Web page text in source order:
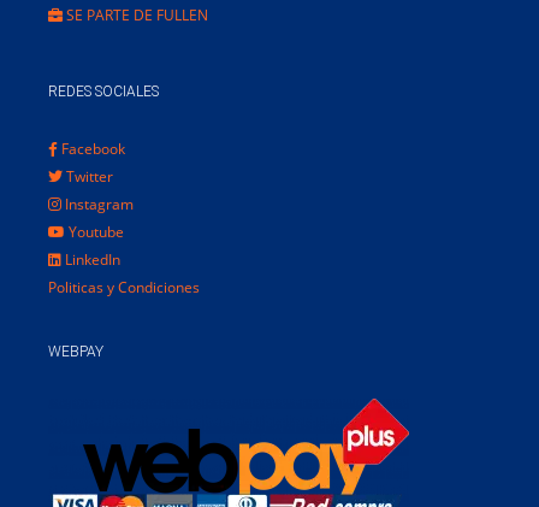
SE PARTE DE FULLEN
REDES SOCIALES
Facebook
Twitter
Instagram
Youtube
LinkedIn
Politicas y Condiciones
WEBPAY